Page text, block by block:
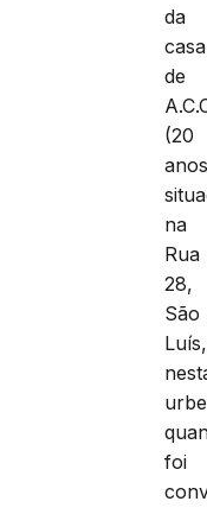
da
casa
de
(20
na
Rua
28,
São
Luís,
foi